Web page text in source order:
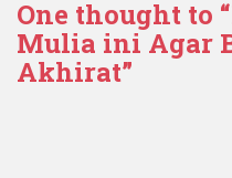
One thought to
Mulia ini Agar
Akhirat”